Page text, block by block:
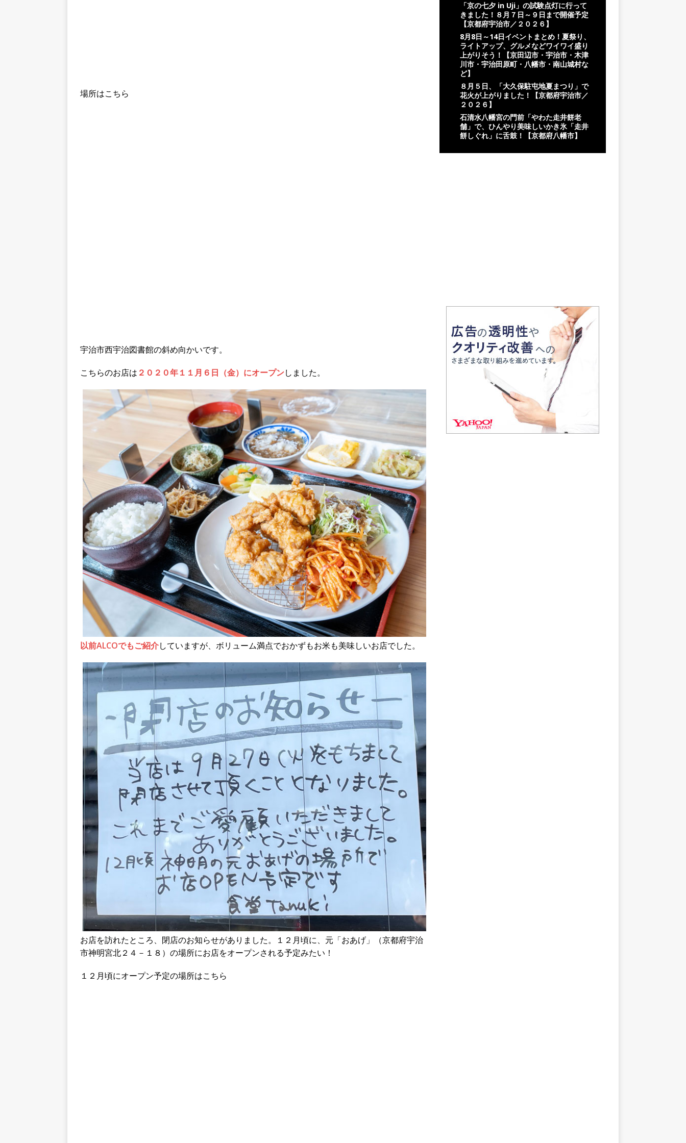
場所はこちら
宇治市西宇治図書館の斜め向かいです。
こちらのお店は ２０２０年１１月６日（金）にオープンしました。
以前ALCOでもご紹介していますが、ボリューム満点でおかずもお米も美味しいお店でした。
お店を訪れたところ、閉店のお知らせがありました。１２月頃に、元「おあげ」（京都府宇治
市神明宮北２４－１８）の場所にお店をオープンされる予定みたい！
１２月頃にオープン予定の場所はこちら
「京の七夕 in Uji」の試験点灯に行って
きました！８月７日～９日まで開催予定
【京都府宇治市／２０２６】
8月8日～14日イベントまとめ！夏祭り、
ライトアップ、グルメなどワイワイ盛り
上がりそう！【京田辺市・宇治市・木津
川市・宇治田原町・八幡市・南山城村な
ど】
８月５日、「大久保駐屯地夏まつり」で
花火が上がりました！【京都府宇治市／
２０２６】
石清水八幡宮の門前「やわた走井餅老
舗」で、ひんやり美味しいかき氷「走井
餅しぐれ」に舌鼓！【京都府八幡市】